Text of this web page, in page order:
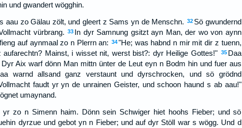
und gwandert wögghin.
aau zo Gälau zölt, und gleert z Sams yn de Menschn. 32 Sö gwundernd
vürbrang.
33 In dyr Samnung gsitzt ayn Man, der wo von aynn
auf aynmaal zo n Plerrn an: 34"He; was habnd n mir mit dir z tuenn,
Mainst, i wisset nit, werst bist?: dyr Heilige Gottes!" 35 Daa
Aix warf dönn Man mittn ünter de Leut eyn n Bodm hin und fuer aus
warnd allsand ganz verstaunt und dyrschrocken, und sö grödnd
faudt yr yn de unrainen Geister, und schoon haund s ab aau!"
umaynand.
zo n Simenn haim. Dönn sein Schwiger hiet hoohs Fieber; und sö
dyrzue und gebot yn n Fieber; und auf dyr Stöll war s wögg. Und d